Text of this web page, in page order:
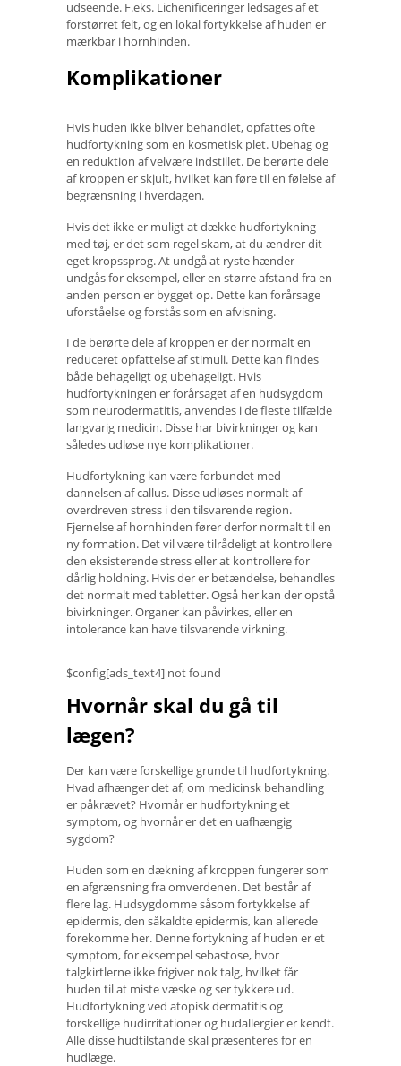
udseende. F.eks. Lichenificeringer ledsages af et
forstørret felt, og en lokal fortykkelse af huden er
mærkbar i hornhinden.
Komplikationer
Hvis huden ikke bliver behandlet, opfattes ofte
hudfortykning som en kosmetisk plet. Ubehag og
en reduktion af velvære indstillet. De berørte dele
af kroppen er skjult, hvilket kan føre til en følelse af
begrænsning i hverdagen.
Hvis det ikke er muligt at dække hudfortykning
med tøj, er det som regel skam, at du ændrer dit
eget kropssprog. At undgå at ryste hænder
undgås for eksempel, eller en større afstand fra en
anden person er bygget op. Dette kan forårsage
uforståelse og forstås som en afvisning.
I de berørte dele af kroppen er der normalt en
reduceret opfattelse af stimuli. Dette kan findes
både behageligt og ubehageligt. Hvis
hudfortykningen er forårsaget af en hudsygdom
som neurodermatitis, anvendes i de fleste tilfælde
langvarig medicin. Disse har bivirkninger og kan
således udløse nye komplikationer.
Hudfortykning kan være forbundet med
dannelsen af ​​callus. Disse udløses normalt af
overdreven stress i den tilsvarende region.
Fjernelse af hornhinden fører derfor normalt til en
ny formation. Det vil være tilrådeligt at kontrollere
den eksisterende stress eller at kontrollere for
dårlig holdning. Hvis der er betændelse, behandles
det normalt med tabletter. Også her kan der opstå
bivirkninger. Organer kan påvirkes, eller en
intolerance kan have tilsvarende virkning.
$config[ads_text4] not found
Hvornår skal du gå til
lægen?
Der kan være forskellige grunde til hudfortykning.
Hvad afhænger det af, om medicinsk behandling
er påkrævet? Hvornår er hudfortykning et
symptom, og hvornår er det en uafhængig
sygdom?
Huden som en dækning af kroppen fungerer som
en afgrænsning fra omverdenen. Det består af
flere lag. Hudsygdomme såsom fortykkelse af
epidermis, den såkaldte epidermis, kan allerede
forekomme her. Denne fortykning af huden er et
symptom, for eksempel sebastose, hvor
talgkirtlerne ikke frigiver nok talg, hvilket får
huden til at miste væske og ser tykkere ud.
Hudfortykning ved atopisk dermatitis og
forskellige hudirritationer og hudallergier er kendt.
Alle disse hudtilstande skal præsenteres for en
hudlæge.